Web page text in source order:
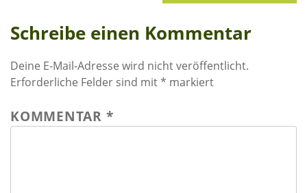
Schreibe einen Kommentar
Deine E-Mail-Adresse wird nicht veröffentlicht.
Erforderliche Felder sind mit* markiert
KOMMENTAR *